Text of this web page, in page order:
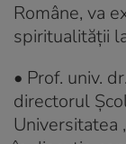
Române, va
spiritualității
• Prof. univ.
directorul
Universitatea